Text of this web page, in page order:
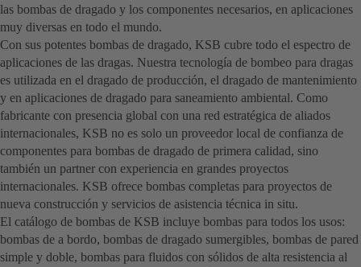
las bombas de dragado y los componentes necesarios, en aplicaciones
muy diversas en todo el mundo.
Con sus potentes bombas de dragado, KSB cubre todo el espectro de
aplicaciones de las dragas. Nuestra tecnología de bombeo para dragas
es utilizada en el dragado de producción, el dragado de mantenimiento
y en aplicaciones de dragado para saneamiento ambiental. Como
fabricante con presencia global con una red estratégica de aliados
internacionales, KSB no es solo un proveedor local de confianza de
componentes para bombas de dragado de primera calidad, sino
también un partner con experiencia en grandes proyectos
internacionales. KSB ofrece bombas completas para proyectos de
nueva construcción y servicios de asistencia técnica in situ.
El catálogo de bombas de KSB incluye bombas para todos los usos:
bombas de a bordo, bombas de dragado sumergibles, bombas de pared
simple y doble, bombas para fluidos con sólidos de alta resistencia al